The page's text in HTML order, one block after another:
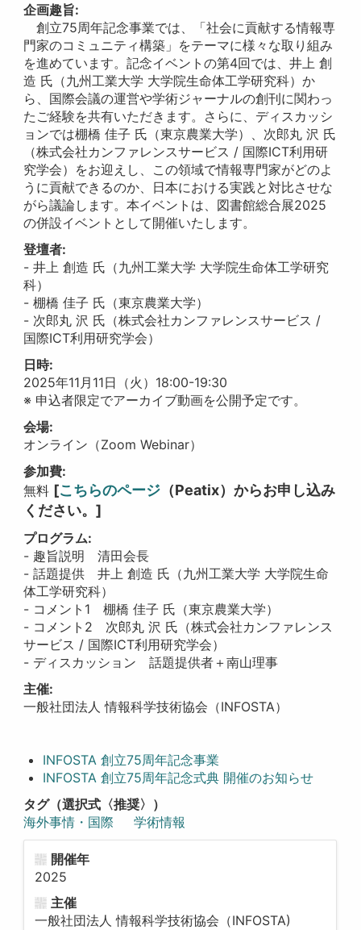
企画趣旨:
創立75周年記念事業では、「社会に貢献する情報専
門家のコミュニティ構築」をテーマに様々な取り組み
を進めています。記念イベントの第4回では、井上 創
造 氏（九州工業大学 大学院生命体工学研究科）か
ら、国際会議の運営や学術ジャーナルの創刊に関わっ
たご経験を共有いただきます。さらに、ディスカッシ
ョンでは棚橋 佳子 氏（東京農業大学）、次郎丸 沢 氏
（株式会社カンファレンスサービス / 国際ICT利用研
究学会）をお迎えし、この領域で情報専門家がどのよ
うに貢献できるのか、日本における実践と対比させな
がら議論します。本イベントは、図書館総合展2025
の併設イベントとして開催いたします。
登壇者:
- 井上 創造 氏（九州工業大学 大学院生命体工学研究
科）
- 棚橋 佳子 氏（東京農業大学）
- 次郎丸 沢 氏（株式会社カンファレンスサービス /
国際ICT利用研究学会）
日時:
2025年11月11日（火）18:00-19:30
※ 申込者限定でアーカイブ動画を公開予定です。
会場:
オンライン（Zoom Webinar）
参加費:
無料 [こちらのページ （Peatix）からお申し込み
ください。]
プログラム:
- 趣旨説明 清田会長
- 話題提供 井上 創造 氏（九州工業大学 大学院生命
体工学研究科）
- コメント1 棚橋 佳子 氏（東京農業大学）
- コメント2 次郎丸 沢 氏（株式会社カンファレンス
サービス / 国際ICT利用研究学会）
- ディスカッション 話題提供者＋南山理事
主催:
一般社団法人 情報科学技術協会（INFOSTA）
INFOSTA 創立75周年記念事業
INFOSTA 創立75周年記念式典 開催のお知らせ
タグ（選択式〈推奨〉）
海外事情・国際
学術情報
開催年
2025
主催
一般社団法人 情報科学技術協会（INFOSTA)